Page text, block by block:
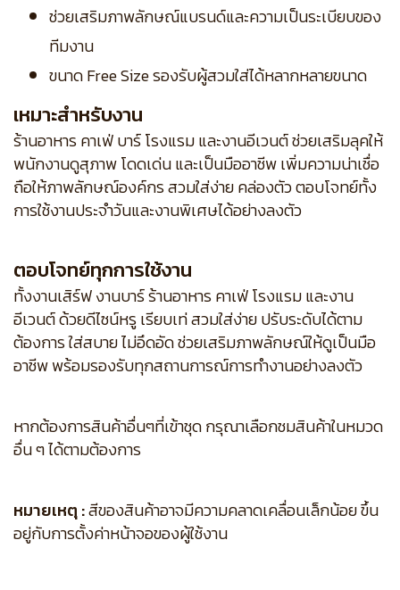
ช่วยเสริมภาพลักษณ์แบรนด์และความเป็นระเบียบของ
ทีมงาน
ขนาด Free Size รองรับผู้สวมใส่ได้หลากหลายขนาด
เหมาะสำหรับงาน
ร้านอาหาร คาเฟ่ บาร์ โรงแรม และงานอีเวนต์ ช่วยเสริมลุคให้
พนักงานดูสุภาพ โดดเด่น และเป็นมืออาชีพ เพิ่มความน่าเชื่อ
ถือให้ภาพลักษณ์องค์กร สวมใส่ง่าย คล่องตัว ตอบโจทย์ทั้ง
การใช้งานประจำวันและงานพิเศษได้อย่างลงตัว
ตอบโจทย์ทุกการใช้งาน
ทั้งงานเสิร์ฟ งานบาร์ ร้านอาหาร คาเฟ่ โรงแรม และงาน
อีเวนต์ ด้วยดีไซน์หรู เรียบเท่ สวมใส่ง่าย ปรับระดับได้ตาม
ต้องการ ใส่สบาย ไม่อึดอัด ช่วยเสริมภาพลักษณ์ให้ดูเป็นมือ
อาชีพ พร้อมรองรับทุกสถานการณ์การทำงานอย่างลงตัว
หากต้องการสินค้าอื่นๆที่เข้าชุด กรุณาเลือกชมสินค้าในหมวด
อื่น ๆ ได้ตามต้องการ
หมายเหตุ :สีของสินค้าอาจมีความคลาดเคลื่อนเล็กน้อย ขึ้น
อยู่กับการตั้งค่าหน้าจอของผู้ใช้งาน